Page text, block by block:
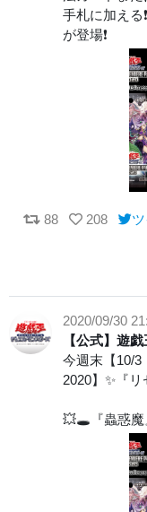
手札に加える
が登場❗️
88 208
2020/09/30
【公式】遊
今週末【10/3
2020】✨『
💥🕳️『蟲惑魔